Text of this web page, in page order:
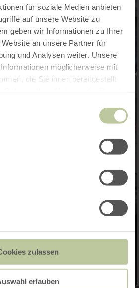
für soziale Medien anbieten
auf unsere Website zu
geben wir Informationen zu Ihrer
an unsere Partner für
und Analysen weiter. Unsere
möglicherweise mit
die Sie ihnen bereitgestellt
zulassen
erlauben